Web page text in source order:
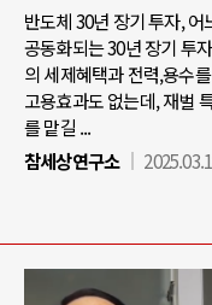
반도체 30년 장기 투자,
공동화되는 30년 장기 투
의 세제혜택과 전력,용수
고용효과도 없는데, 재벌
를 맡길 ...
참세상연구소